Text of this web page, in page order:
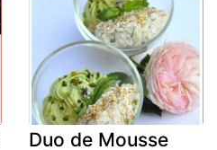
Duo de Mousse